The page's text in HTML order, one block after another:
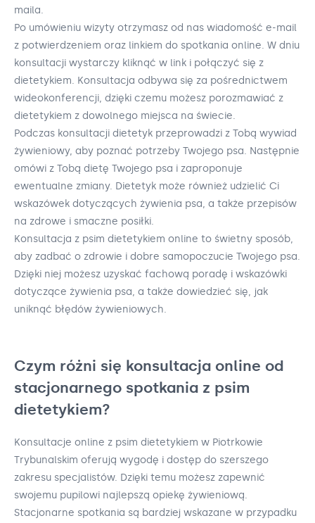
maila.
Po umówieniu wizyty otrzymasz od nas wiadomość e-mail
z potwierdzeniem oraz linkiem do spotkania online. W dniu
konsultacji wystarczy kliknąć w link i połączyć się z
dietetykiem. Konsultacja odbywa się za pośrednictwem
wideokonferencji, dzięki czemu możesz porozmawiać z
dietetykiem z dowolnego miejsca na świecie.
Podczas konsultacji dietetyk przeprowadzi z Tobą wywiad
żywieniowy, aby poznać potrzeby Twojego psa. Następnie
omówi z Tobą dietę Twojego psa i zaproponuje
ewentualne zmiany. Dietetyk może również udzielić Ci
wskazówek dotyczących żywienia psa, a także przepisów
na zdrowe i smaczne posiłki.
Konsultacja z psim dietetykiem online to świetny sposób,
aby zadbać o zdrowie i dobre samopoczucie Twojego psa.
Dzięki niej możesz uzyskać fachową poradę i wskazówki
dotyczące żywienia psa, a także dowiedzieć się, jak
uniknąć błędów żywieniowych.
Czym różni się konsultacja online od
stacjonarnego spotkania z psim
dietetykiem?
Konsultacje online z psim dietetykiem w Piotrkowie
Trybunalskim oferują wygodę i dostęp do szerszego
zakresu specjalistów. Dzięki temu możesz zapewnić
swojemu pupilowi najlepszą opiekę żywieniową.
Stacjonarne spotkania są bardziej wskazane w przypadku